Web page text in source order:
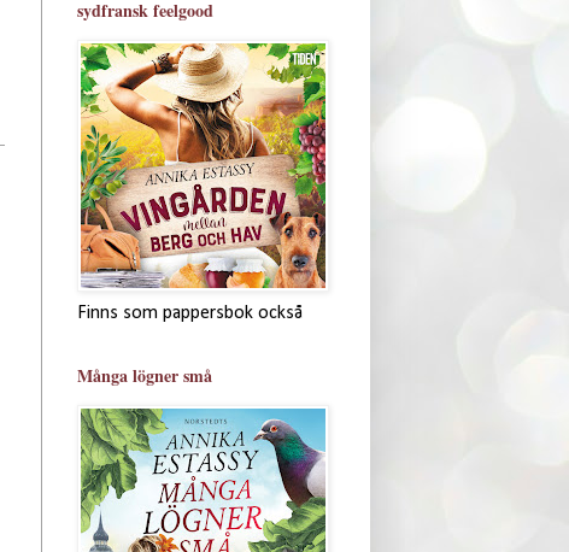
sydfransk feelgood
Finns som pappersbok också
Många lögner små